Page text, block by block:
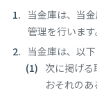
目的から探す
お金を借りる
当金庫は、当
管理を行います
当金庫は、以
次に掲げる
おそれのあ